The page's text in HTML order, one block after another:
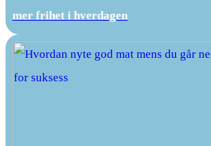
mer frihet i hverdagen